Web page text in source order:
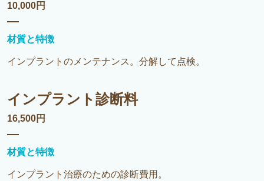
10,000円
材質と特徴
インプラントのメンテナンス。分解して点検。
インプラント診断料
16,500円
材質と特徴
インプラント治療のための診断費用。